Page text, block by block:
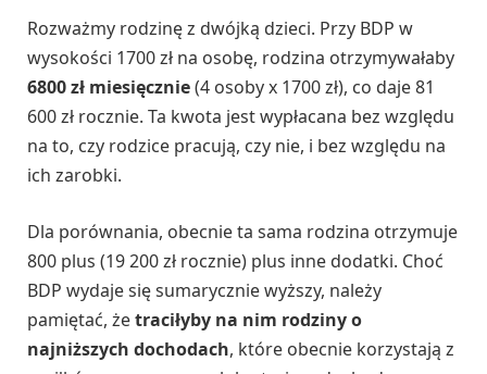
Rozważmy rodzinę z dwójką dzieci. Przy BDP w
wysokości 1700 zł na osobę, rodzina otrzymywałaby
6800 zł miesięcznie(4 osoby x 1700 zł), co daje 81
600 zł rocznie. Ta kwota jest wypłacana bez względu
na to, czy rodzice pracują, czy nie, i bez względu na
ich zarobki.
Dla porównania, obecnie ta sama rodzina otrzymuje
800 plus (19 200 zł rocznie) plus inne dodatki. Choć
BDP wydaje się sumarycznie wyższy, należy
pamiętać, żetraciłyby na nim rodziny o
najniższych dochodach, które obecnie korzystają z